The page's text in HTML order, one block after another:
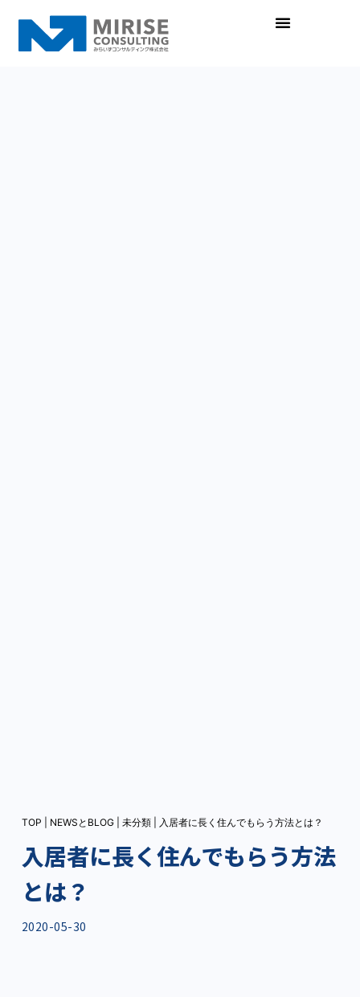
TOP NEWSとBLOG 未分類 入居者に長く住んでもらう方法とは？
入居者に長く住んでもらう方法
とは？
2020-05-30